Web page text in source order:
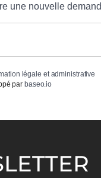
une nouvelle
légale et administrative
par baseo.io